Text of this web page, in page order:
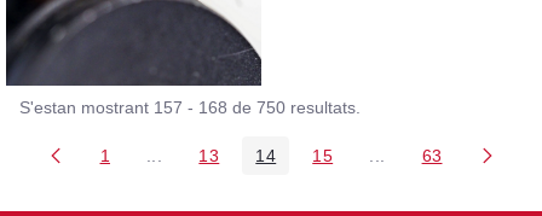
S'estan mostrant 157 - 168 de 750 resultats.
Pàgina
1 Pàgines intermèdies Utilitzeu TAB per navegar.
Pàgina
13 Pàgina
14 Pàgina
15 PàginesPàgina
63